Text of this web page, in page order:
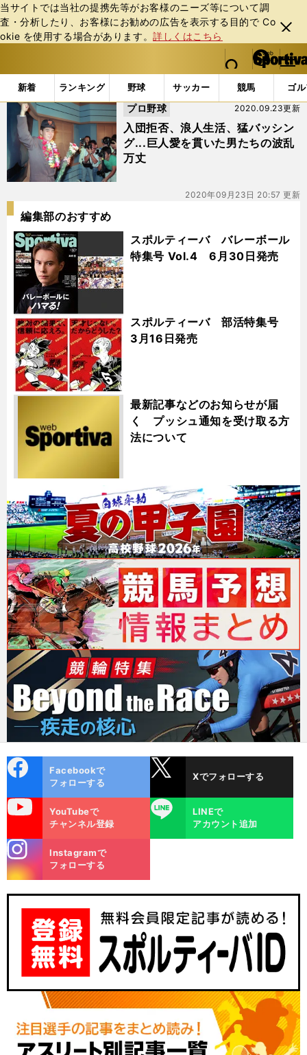
当サイトでは当社の提携先等がお客様のニーズ等について調
査・分析したり、お客様にお勧めの広告を表⽰する⽬的で Co
okie を使⽤する場合があります。詳しくはこちら
閉じ
る
web Sportiva (webスポルティーバ)
検索
マイペ
ー
ジ
メニュ
新着 ランキング 野球 サッカー 競馬 ゴ
b
ス
ポ
ル
テ
ィ
ー
バ
「#沢村拓一」の最新ニュース・ 情報
入団拒否、浪人生活、猛バッシン
グ...巨人愛を貫いた男たちの波乱
万丈
2020.09.23更新
プロ野球
2020年09月23日 20:57 更新
編集部のおすすめ
スポルティーバ バレーボール
特集号 Vol.4 6月30日発売
スポルティーバ 部活特集号
3月16日発売
最新記事などのお知らせが届
く プッシュ通知を受け取る方
法について
ok
Facebookで
フォローする
Xでフォローする
YouTubeで
チャンネル登録
LINE
LINEで
アカウント追加
m
Instagramで
フォローする